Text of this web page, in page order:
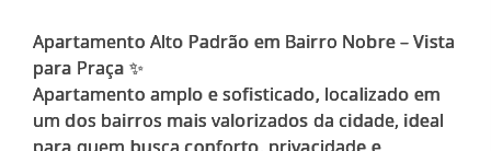
Apartamento Alto Padrão em Bairro Nobre – Vista
para Praça ✨
Apartamento amplo e sofisticado, localizado em
um dos bairros mais valorizados da cidade, ideal